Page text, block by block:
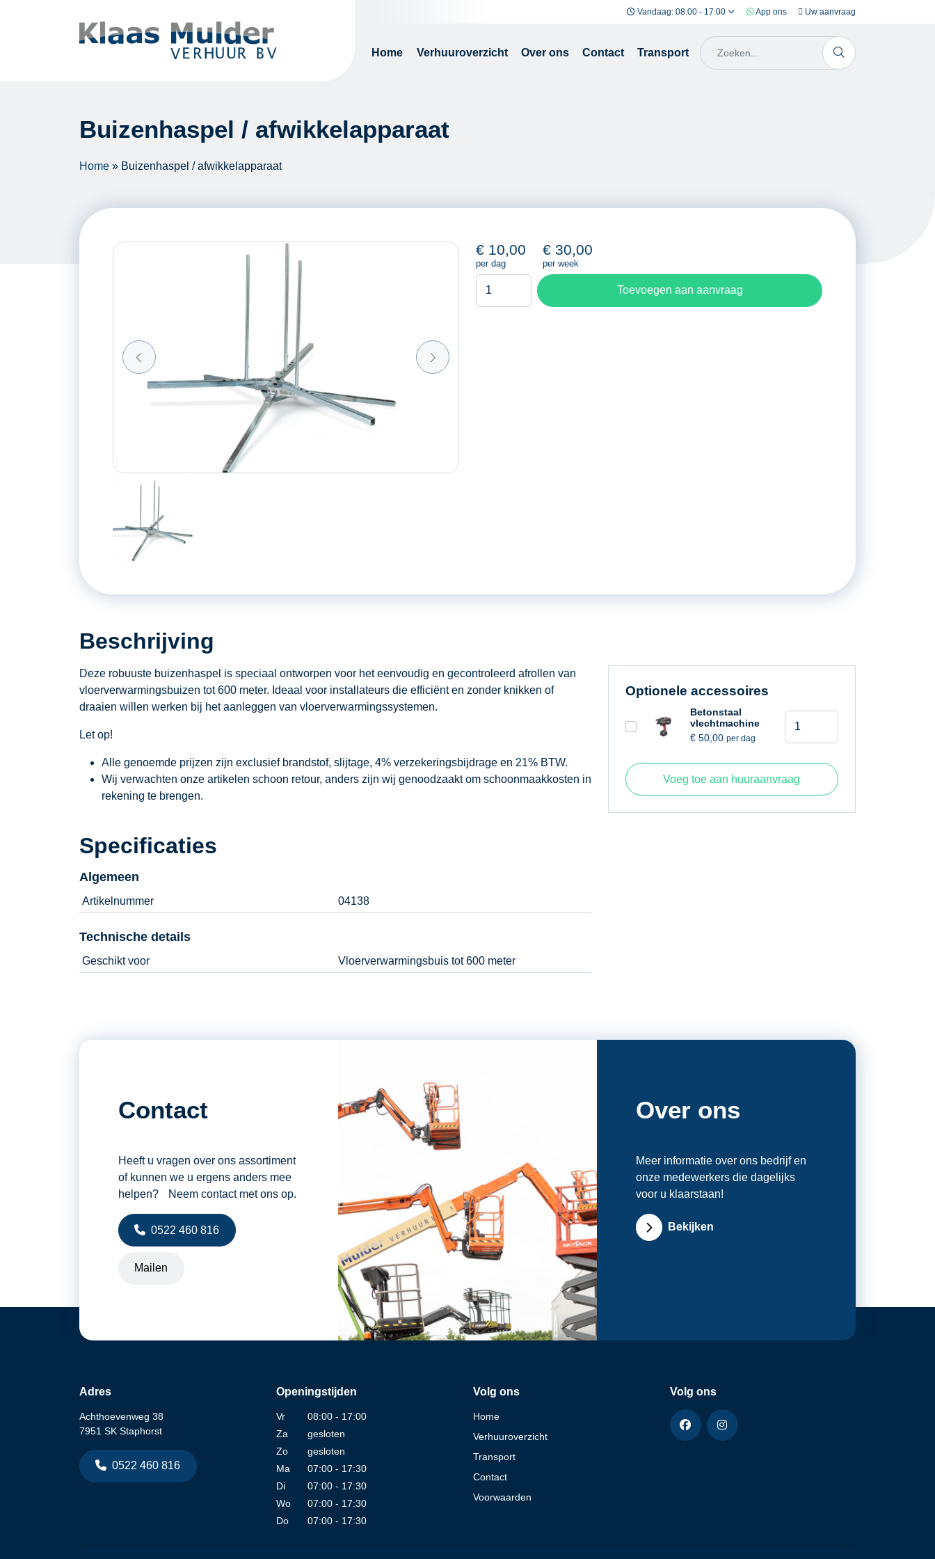
Vandaag: 08:00 - 17:00 App ons Uw aanvraag
Home Verhuuroverzicht Over ons Contact Transport
Buizenhaspel / afwikkelapparaat
Home » Buizenhaspel / afwikkelapparaat
€ 10,00
per dag
€ 30,00
per week
Buizenhaspel
Toevoegen aan aanvraag
Beschrijving
Deze robuuste buizenhaspel is speciaal ontworpen voor het eenvoudig en gecontroleerd afrollen van
vloerverwarmingsbuizen tot 600 meter. Ideaal voor installateurs die efficiënt en zonder knikken of
draaien willen werken bij het aanleggen van vloerverwarmingssystemen.
Let op!
Alle genoemde prijzen zijn exclusief brandstof, slijtage, 4% verzekeringsbijdrage en 21% BTW.
Wij verwachten onze artikelen schoon retour, anders zijn wij genoodzaakt om schoonmaakkosten in
rekening te brengen.
Specificaties
Algemeen
Artikelnummer 04138
Technische details
Geschikt voor Vloerverwarmingsbuis tot 600 meter
Optionele accessoires
Betonstaal
vlechtmachine
€50,00 per dag
Voeg toe aan huuraanvraag
Contact
Heeft u vragen over ons assortiment
of kunnen we u ergens anders mee
helpen? Neem contact met ons op.
0522 460 816
Mailen
Over ons
Meer informatie over ons bedrijf en
onze medewerkers die dagelijks
voor u klaarstaan!
Bekijken
Adres
Achthoevenweg 38
7951 SK Staphorst
0522 460 816
Openingstijden
Vr
08:00 - 17:00
Za
gesloten
Zo
gesloten
Ma
07:00 - 17:30
Di
07:00 - 17:30
Wo
07:00 - 17:30
Do
07:00 - 17:30
Volg ons
Home
Verhuuroverzicht
Transport
Contact
Voorwaarden
Volg ons